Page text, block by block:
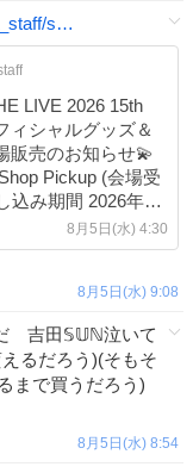
s…
LIVE 2026 15th
ィシャルグッズ＆
販売のお知らせ💫
込み期間 2026年8
場 第二体育館 🔗
8月5日(水) 4:30
8月5日(水) 9:08
吉田𝕊𝕌ℕ泣いて
るだろう)(そもそ
まで買うだろう)
8月5日(水) 8:54